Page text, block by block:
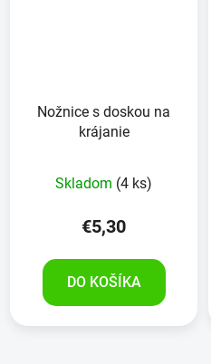
Nožnice s doskou na
krájanie
Skladom (4 ks)
€5,30
DO KOŠÍKA